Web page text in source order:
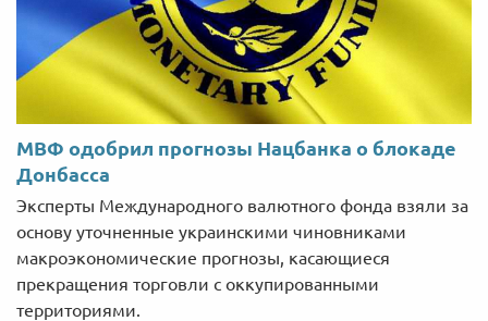
МВФ одобрил прогнозы Нацбанка о блокаде
Донбасса
Эксперты Международного валютного фонда взяли за
основу уточненные украинскими чиновниками
макроэкономические прогнозы, касающиеся
прекращения торговли с оккупированными
территориями.